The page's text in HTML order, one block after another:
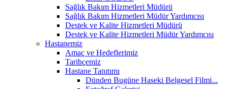
Sağlık Bakım Hizmetleri Müdürü
Sağlık Bakım Hizmetleri Müdür Yardımcısı
Destek ve Kalite Hizmetleri Müdürü
Destek ve Kalite Hizmetleri Müdür Yardımcısı
Hastanemiz
Amaç ve Hedeflerimiz
Tarihçemiz
Hastane Tanıtımı
Dünden Bugüne Haseki Belgesel Filmi...